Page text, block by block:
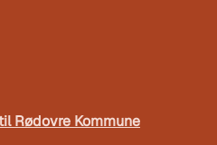
Rødovre Kommune